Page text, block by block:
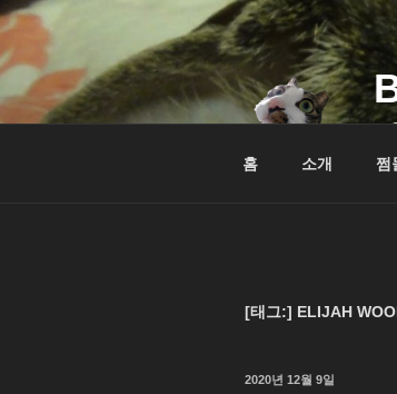
콘
텐
츠
로
홈 소개 쩜
[태그:] ELIJAH
작
2020년 12월 9일